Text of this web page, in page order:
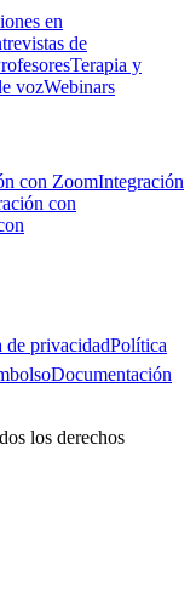
en
de
Terapia y
vozWebinars
con ZoomIntegración
con
de privacidadPolítica
Documentación
los derechos